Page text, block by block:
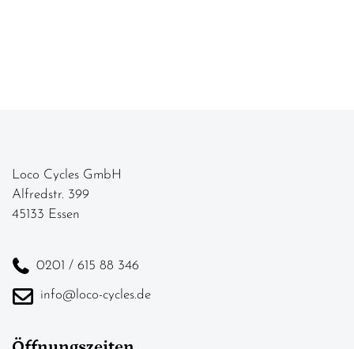
Loco Cycles GmbH
Alfredstr. 399
45133 Essen
0201 / 615 88 346
info@loco-cycles.de